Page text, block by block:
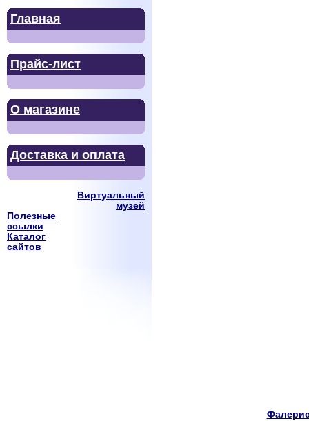
Главная
Прайс-лист
О магазине
Доставка и оплата
Виртуальный
музей
Полезные
ссылки
Каталог
сайтов